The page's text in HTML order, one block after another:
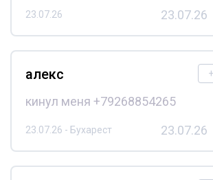
23.07.26 23.07.26
алекс
кинул меня +79268854265
23.07.26 - Бухарест 23.07.26